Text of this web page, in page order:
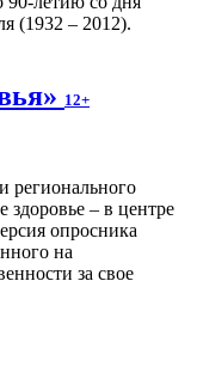
(1932 – 2012).
12+
регионального
здоровье – в центре
опросника
на
за свое